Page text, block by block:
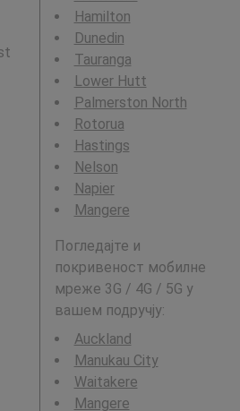
Hamilton
Dunedin
Tauranga
Lower Hutt
Palmerston North
Rotorua
Hastings
Nelson
Napier
Mangere
Погледајте и
покривеност мобилне
мреже 3G / 4G / 5G у
вашем подручју:
Auckland
Manukau City
Waitakere
Mangere